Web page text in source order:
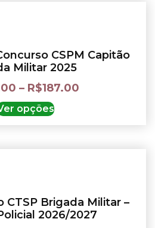
CSPM Capitão
Militar 2025
– R$187.00
opções
CTSP Brigada Militar –
2026/2027